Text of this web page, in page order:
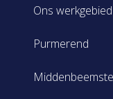
Ons werkgebied
Purmerend